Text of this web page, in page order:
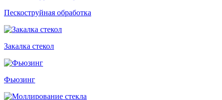
Пескоструйная обработка
Закалка стекол
Фьюзинг